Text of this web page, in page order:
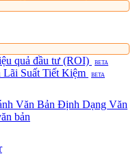
quả đầu tư (ROI) BETA
Lãi Suất Tiết Kiệm BETA
Văn Bản Định Dạng Văn
bản